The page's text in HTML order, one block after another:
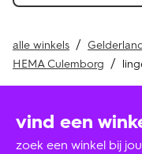
alle winkels
HEMA Culemborg
vind een
zoek een winkel bij